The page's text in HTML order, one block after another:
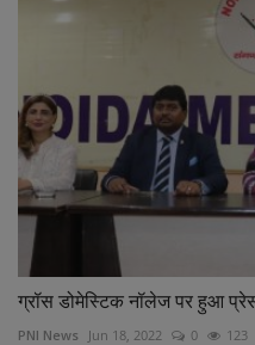
ग्रॉस डोमेस्टिक नॉलेज पर हुआ
PNI News Jun 18, 2022 0 123